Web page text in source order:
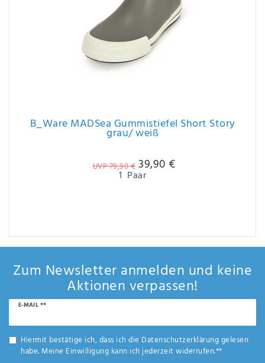
B_Ware MADSea Gummistiefel Short Story
grau/ weiß
UVP 79,90 € 39,90 €
1 Paar
Zum Newsletter anmelden und keine
Aktionen verpassen!
E-MAIL **
Newsletter
Hiermit bestätige ich, dass ich die Daten­schutz­erklärunggelesen
habe. Meine Einwilligung kann ich jederzeit widerrufen.**